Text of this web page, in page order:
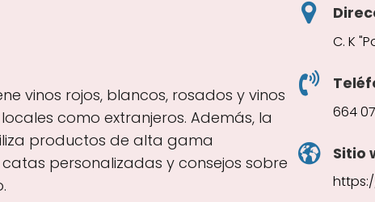
vinos rojos, blancos, rosados y vinos
como extranjeros. Además, la
productos de alta gama
personalizadas y consejos sobre
C. K
664
Sitio